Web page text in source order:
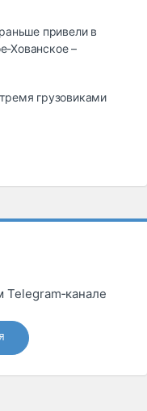
привели в
Хованское –
грузовиками